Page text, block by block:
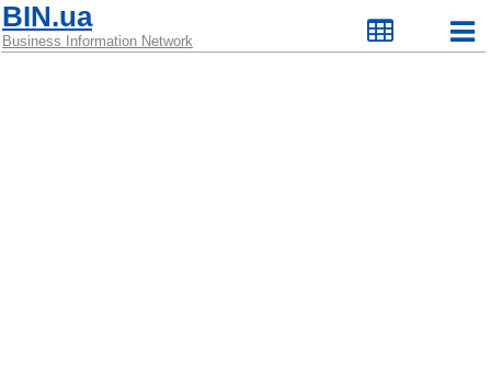
BIN.ua
Business Information Network